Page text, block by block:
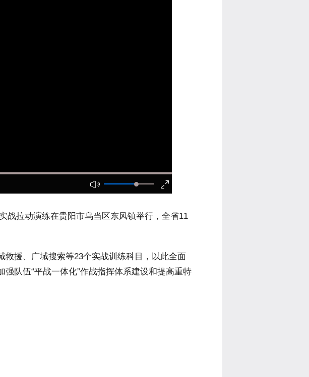
拉动演练在贵阳市乌当区东风镇举行，全省11
援、广域搜索等23个实战训练科目，以此全面
队伍“平战一体化”作战指挥体系建设和提高重特